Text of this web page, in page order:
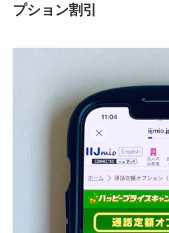
プション割引